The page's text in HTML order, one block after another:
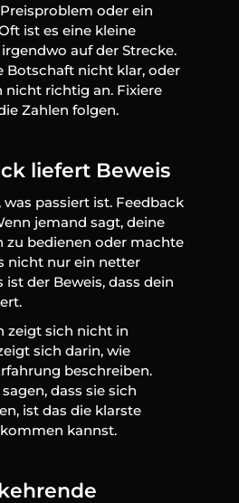
oder ein
ist es eine kleine
auf der Strecke.
Botschaft nicht klar, oder
nicht richtig an. Fixiere
Zahlen folgen.
liefert Beweis
was passiert ist. Feedback
jemand sagt, deine
zu bedienen oder machte
nicht nur ein netter
ist der Beweis, dass dein
zeigt sich nicht in
sich darin, wie
beschreiben.
dass sie sich
ist das die klarste
kannst.